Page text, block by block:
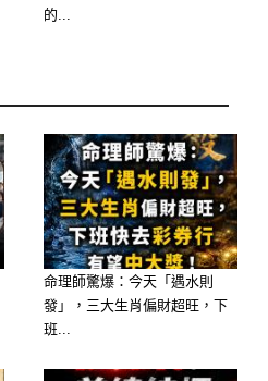
的是「動中生財」的
高，數錢數到手軟的
的...
命理師驚爆：今天「遇水則
發」，三大生肖偏財超旺，下
班...